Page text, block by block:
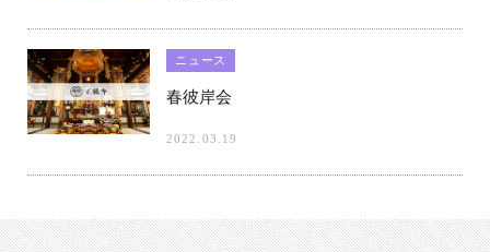
ニュース
春彼岸会
2022.03.19